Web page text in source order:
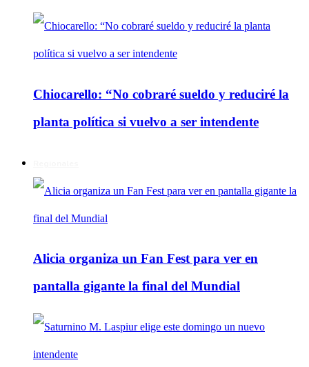
Chiocarello: “No cobraré sueldo y reduciré la
planta política si vuelvo a ser intendente
Alicia organiza un Fan Fest para ver en
pantalla gigante la final del Mundial